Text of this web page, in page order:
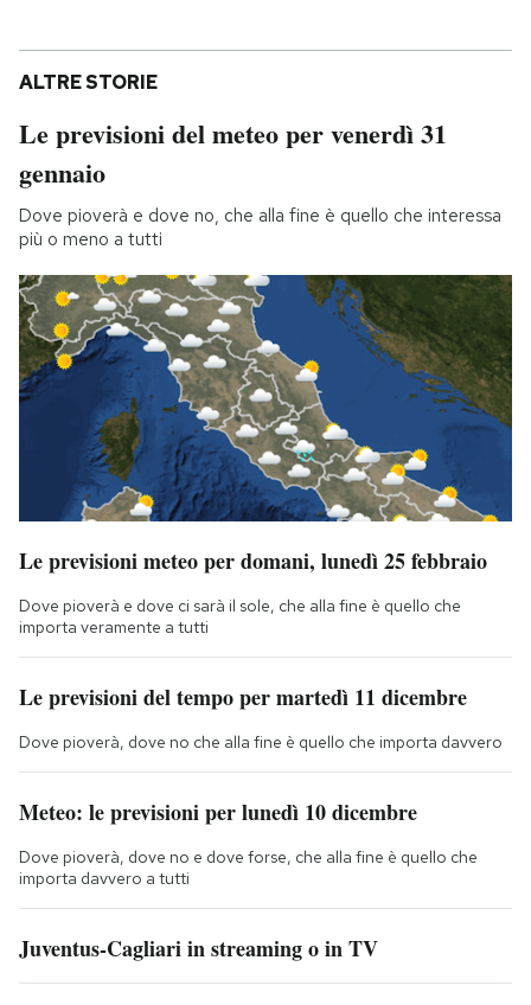
ALTRE STORIE
Le previsioni del meteo per venerdì 31
gennaio
Dove pioverà e dove no, che alla fine è quello che interessa
più o meno a tutti
Le previsioni meteo per domani, lunedì 25 febbraio
Dove pioverà e dove ci sarà il sole, che alla fine è quello che
importa veramente a tutti
Le previsioni del tempo per martedì 11 dicembre
Dove pioverà, dove no che alla fine è quello che importa davvero
Meteo: le previsioni per lunedì 10 dicembre
Dove pioverà, dove no e dove forse, che alla fine è quello che
importa davvero a tutti
Juventus-Cagliari in streaming o in TV